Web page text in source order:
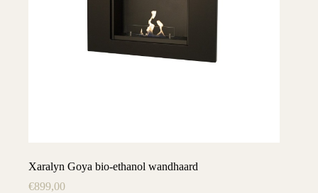
Xaralyn Goya bio-ethanol wandhaard
€899,00